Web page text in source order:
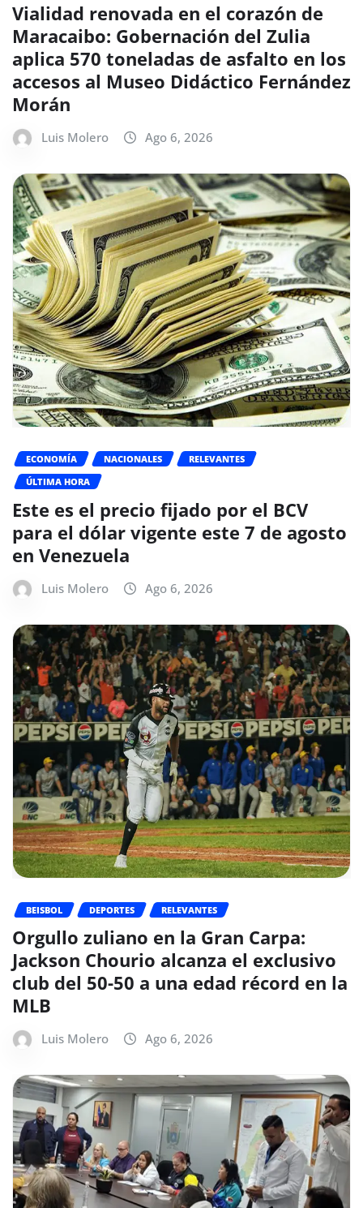
Vialidad renovada en el corazón de
Maracaibo: Gobernación del Zulia
aplica 570 toneladas de asfalto en los
accesos al Museo Didáctico Fernández
Morán
Luis Molero Ago 6, 2026
ECONOMÍA NACIONALES
RELEVANTES
ÚLTIMA HORA
Este es el precio fijado por el BCV
para el dólar vigente este 7 de agosto
en Venezuela
Luis Molero Ago 6, 2026
BEISBOL DEPORTES RELEVANTES
Orgullo zuliano en la Gran Carpa:
Jackson Chourio alcanza el exclusivo
club del 50-50 a una edad récord en la
MLB
Luis Molero Ago 6, 2026